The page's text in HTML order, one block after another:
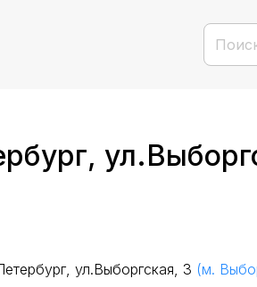
ул.Выборгская, 3 (м.